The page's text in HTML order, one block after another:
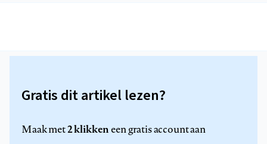
Gratis dit artikel lezen?
Maak met2 klikkeneen gratis account aan